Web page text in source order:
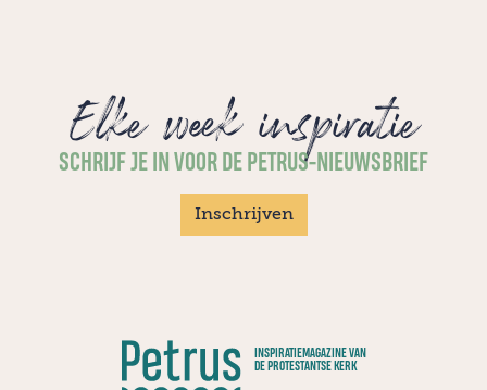
Elke week inspiratie
SCHRIJF JE IN VOOR DE PETRUS-NIEUWSBRIEF
Inschrijven
INSPIRATIEMAGAZINE VAN
DE PROTESTANTSE KERK